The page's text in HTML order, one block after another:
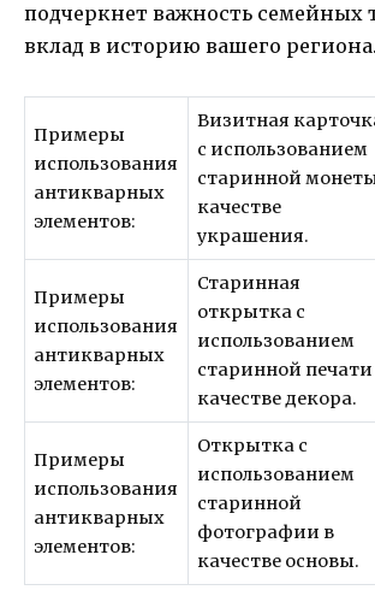
подчеркнет важность семейных
вклад в историю вашего региона.
Примеры
использования
антикварных
элементов:
Визитная
с использованием
старинной
качестве
украшения.
Примеры
использования
антикварных
элементов:
Старинная
открытка с
использованием
старинной печати
качестве декора.
Примеры
использования
антикварных
элементов:
Открытка с
использованием
старинной
фотографии в
качестве основы.